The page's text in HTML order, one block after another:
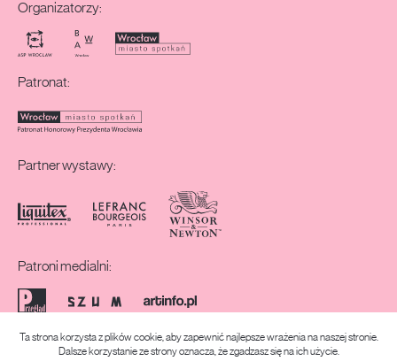
Organizatorzy:
Patronat:
Partner wystawy:
Patroni medialni:
Ta strona korzysta z plików cookie, aby zapewnić najlepsze wrażenia na naszej stronie.
Dalsze korzystanie ze strony oznacza, że zgadzasz się na ich użycie.